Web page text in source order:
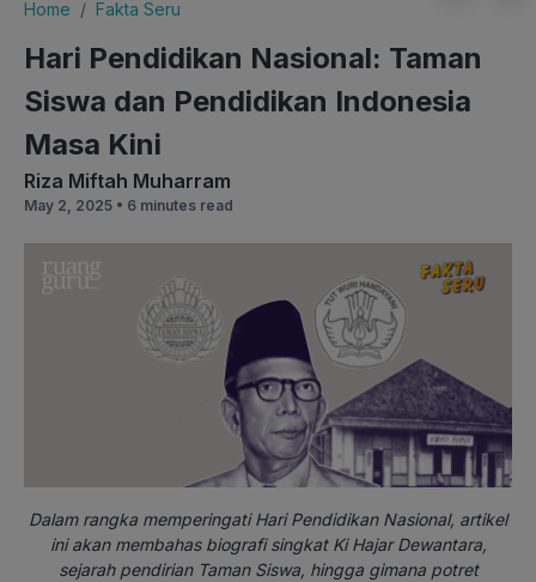
Home Fakta Seru
Hari Pendidikan Nasional: Taman
Siswa dan Pendidikan Indonesia
Masa Kini
Riza Miftah Muharram
May 2, 2025 • 6 minutes read
Dalam rangka memperingati Hari Pendidikan Nasional, artikel
ini akan membahas biografi singkat Ki Hajar Dewantara,
sejarah pendirian Taman Siswa, hingga gimana potret